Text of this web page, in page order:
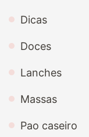
Dicas
Doces
Lanches
Massas
Pao caseiro